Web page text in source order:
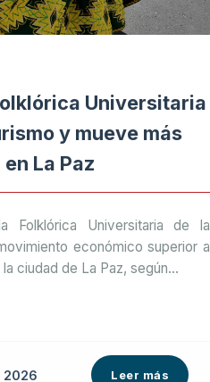
Universitaria
y mueve más
La Paz
Folklórica Universitaria de la
económico superior a
la ciudad de La Paz, según...
2026 Leer más